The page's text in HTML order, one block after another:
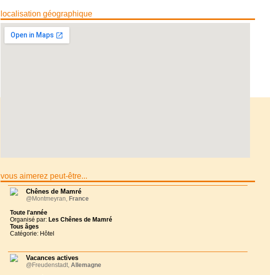
localisation géographique
vous aimerez peut-être...
Chênes de Mamré
@Montmeyran, France
Toute l'année
Organisé par: Les Chênes de Mamré
Tous âges
Catégorie: Hôtel
Vacances actives
@Freudenstadt, Allemagne